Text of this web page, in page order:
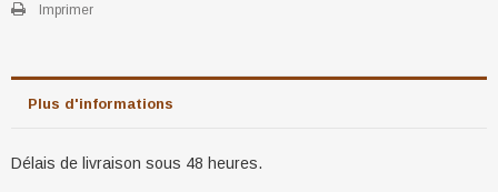
Imprimer
Plus d'informations
Délais de livraison sous 48 heures.